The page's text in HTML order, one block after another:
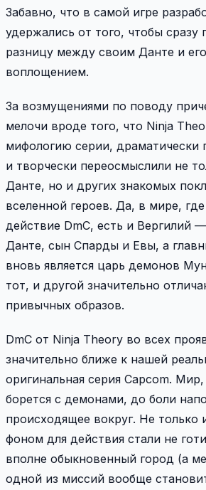
Забавно, что в самой игре
удержались от того, чтобы сразу
разницу между своим Данте и
воплощением.
За возмущениями по поводу
мелочи вроде того, что Ninja
мифологию серии, драматически
и творчески переосмыслили не
Данте, но и других знакомых
вселенной героев. Да, в мире,
действие DmC, есть и Вергилий
Данте, сын Спарды и Евы, а
вновь является царь демонов
тот, и другой значительно
привычных образов.
DmC от Ninja Theory во всех
значительно ближе к нашей
оригинальная серия Capcom.
борется с демонами, до боли
происходящее вокруг. Не только
фоном для действия стали не
вполне обыкновенный город (а
одной из миссий вообще